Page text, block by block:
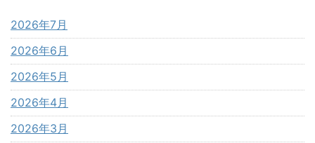
2026年7月
2026年6月
2026年5月
2026年4月
2026年3月